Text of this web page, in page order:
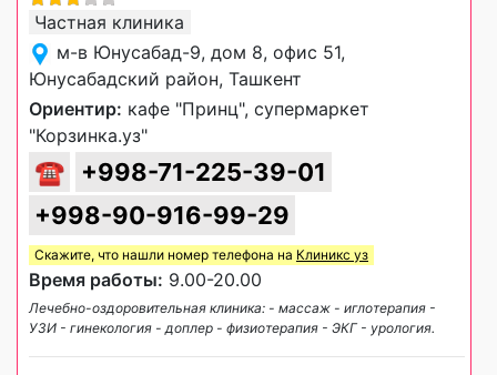
Частная клиника
м-в Юнусабад-9, дом 8, офис 51,
Юнусабадский район, Ташкент
Ориентир: кафе "Принц", супермаркет
"Корзинка.уз"
☎
+998-71-225-39-01
+998-90-916-99-29
Скажите, что нашли номер телефона на Клиникс уз
Время работы: 9.00-20.00
Лечебно-оздоровительная клиника: - массаж - иглотерапия -
УЗИ - гинекология - доплер - физиотерапия - ЭКГ - урология.